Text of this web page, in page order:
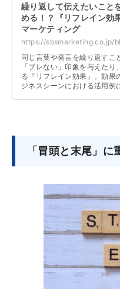
繰り返して伝えたいこと
める！？『リフレイン効
マーケティング
https://
同じ言葉や発言を繰り返すこ
「ブレない」印象を与えた
る『リフレイン効果』。効果
ジネスシーンにおける活用例
「冒頭と末尾」